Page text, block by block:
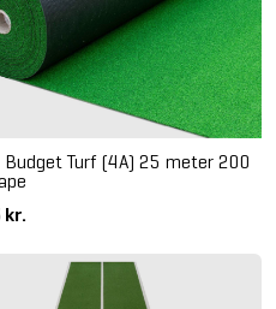
Budget Turf (4A) 25 meter 200
kr.